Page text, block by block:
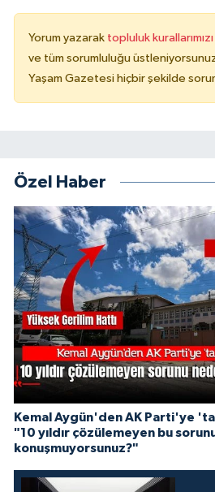
Yorum yazarak topluluk kurallarımızı
ve tüm sorumluluğu
Yaşam Gazetesi hiçbir şekilde
Özel Haber
Kemal Aygün'den AK Parti'ye
"10 yıldır çözülemeyen bu
konuşmuyorsunuz?"